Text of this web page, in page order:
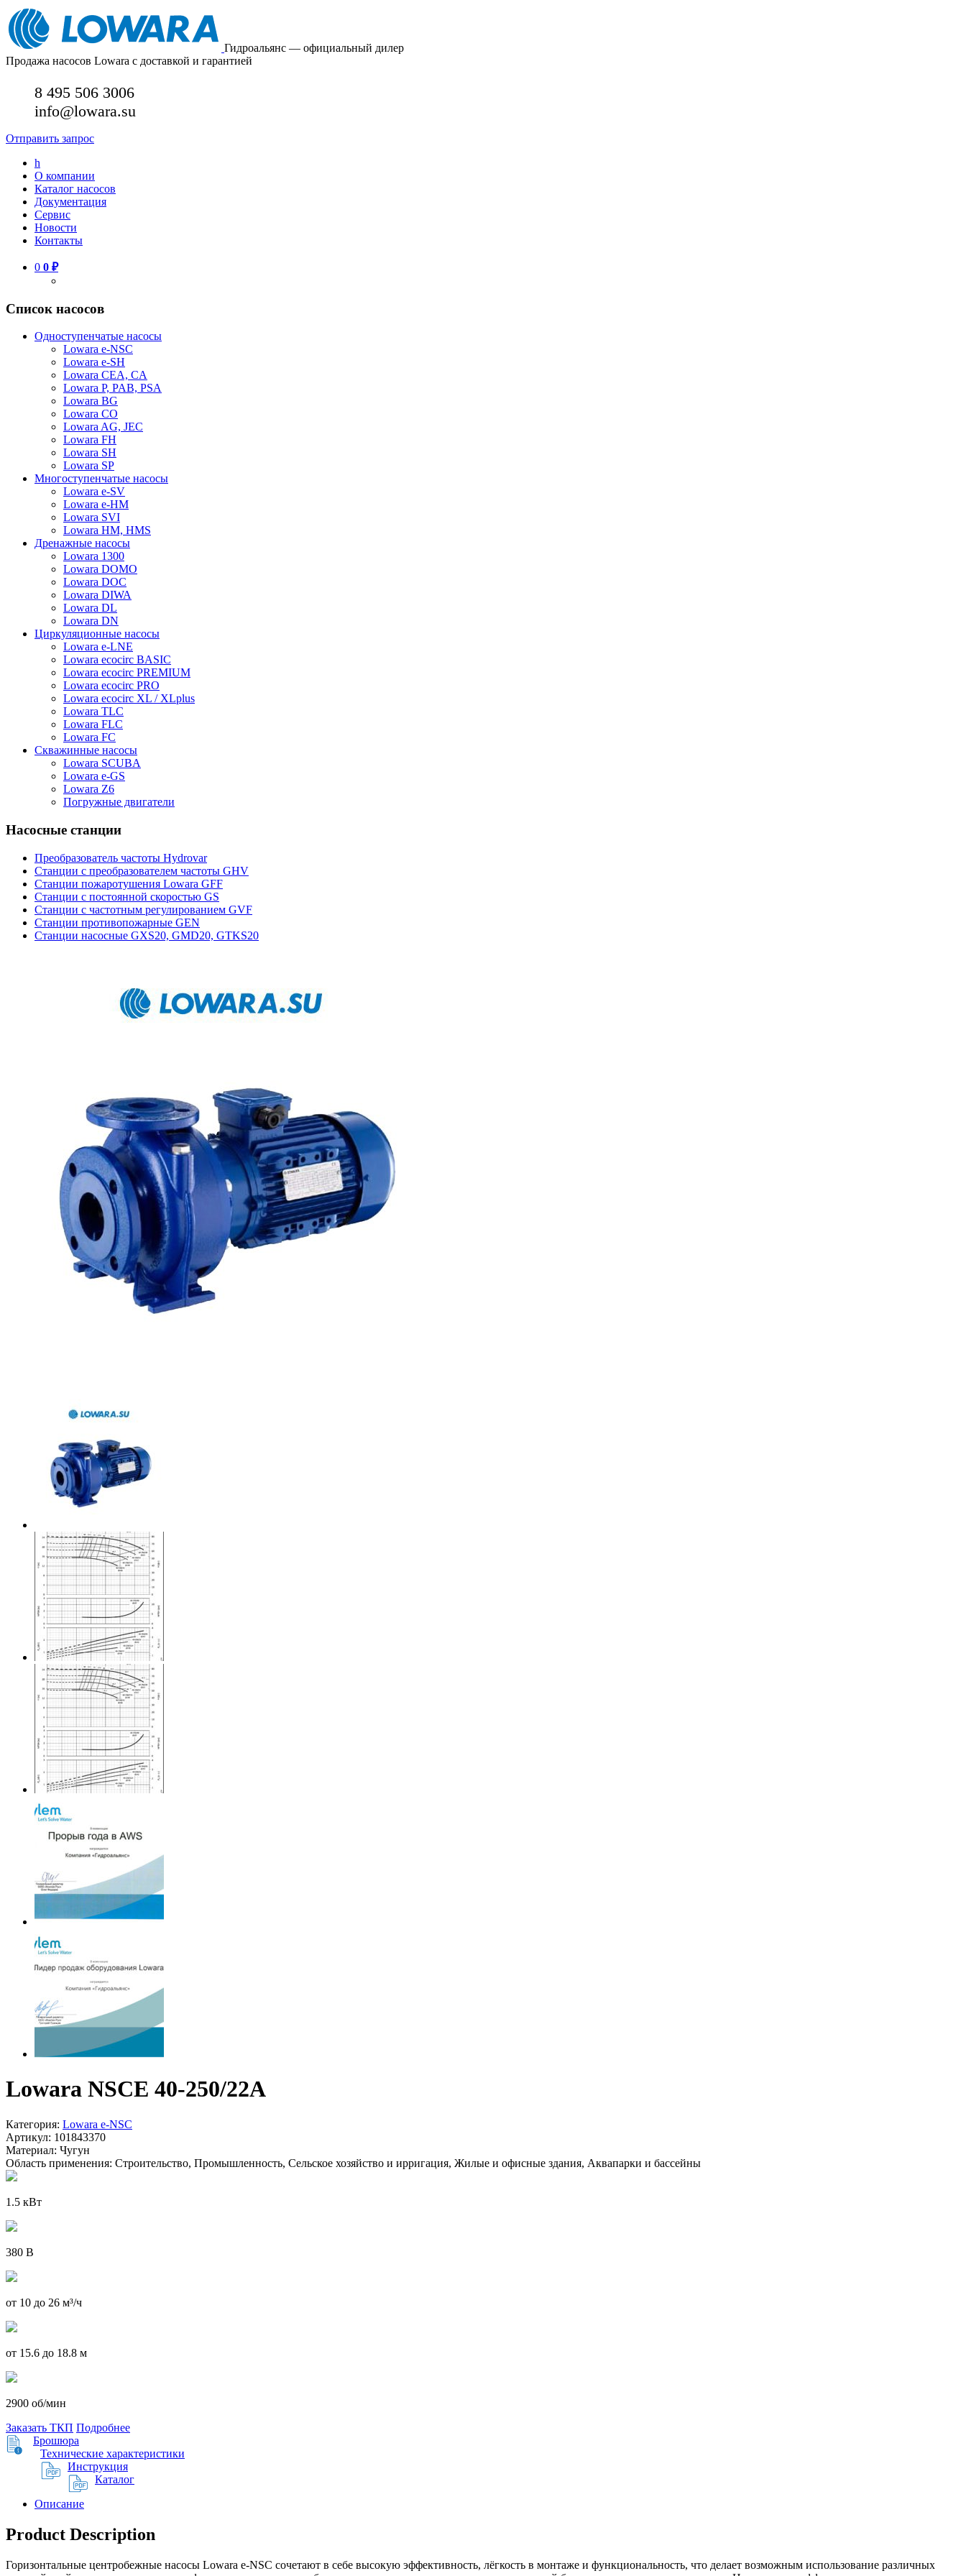
Гидроальянс — официальный дилер
Продажа насосов Lowara с доставкой и гарантией
8 495 506 3006
info@lowara.su
Отправить запрос
h
О компании
Каталог насосов
Документация
Сервис
Новости
Контакты
0 0 ₽
Список насосов
Одноступенчатые насосы
Lowara e-NSC
Lowara e-SH
Lowara CEA, CA
Lowara P, PAB, PSA
Lowara BG
Lowara CO
Lowara AG, JEC
Lowara FH
Lowara SH
Lowara SP
Многоступенчатые насосы
Lowara e-SV
Lowara e-HM
Lowara SVI
Lowara HM, HMS
Дренажные насосы
Lowara 1300
Lowara DOMO
Lowara DOC
Lowara DIWA
Lowara DL
Lowara DN
Циркуляционные насосы
Lowara e-LNE
Lowara ecocirc BASIC
Lowara ecocirc PREMIUM
Lowara ecocirc PRO
Lowara ecocirc XL / XLplus
Lowara TLC
Lowara FLC
Lowara FC
Скважинные насосы
Lowara SCUBA
Lowara e-GS
Lowara Z6
Погружные двигатели
Насосные станции
Преобразователь частоты Hydrovar
Станции с преобразователем частоты GHV
Станции пожаротушения Lowara GFF
Станции с постоянной скоростью GS
Станции с частотным регулированием GVF
Станции противопожарные GEN
Станции насосные GXS20, GMD20, GTKS20
Lowara NSCE 40-250/22A
Категория: Lowara e-NSC
Артикул: 101843370
Материал: Чугун
Область применения: Строительство, Промышленность, Сельское хозяйство и ирригация, Жилые и офисные здания, Аквапарки и бассейны
1.5 кВт
380 В
от 10 до 26 м³/ч
от 15.6 до 18.8 м
2900 об/мин
Заказать ТКП Подробнее
Брошюра
Технические характеристики
Инструкция
Каталог
Описание
Product Description
Горизонтальные центробежные насосы Lowara e-NSC сочетают в себе высокую эффективность, лёгкость в монтаже и функциональность, что делает возможным использование различных